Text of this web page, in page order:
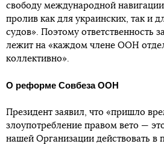
свободу международной
пролив как для украинских, так и
судов». Поэтому ответственность
лежит на «каждом члене ООН
коллективно».
О реформе Совбеза ООН
Президент заявил, что «пришло
злоупотребление правом вето —
нашей Организации действовать в